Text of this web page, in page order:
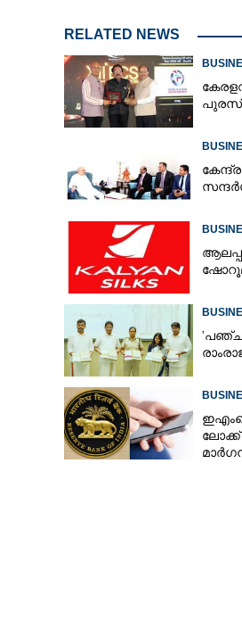
RELATED NEWS